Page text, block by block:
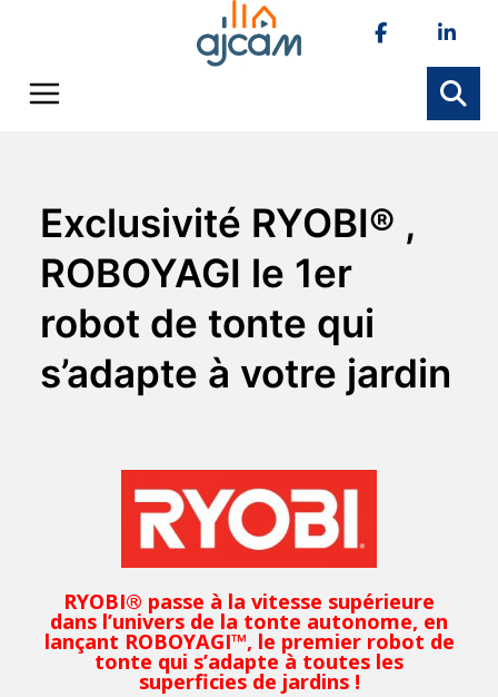
Exclusivité RYOBI® ,
ROBOYAGI le 1er
robot de tonte qui
s’adapte à votre jardin
RYOBI® passe à la vitesse supérieure
dans l’univers de la tonte autonome, en
lançant ROBOYAGI™, le premier robot de
tonte qui s’adapte à toutes les
superficies de jardins !